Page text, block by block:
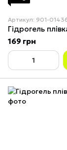
Артикул: 901-
Гідрогель
169 грн